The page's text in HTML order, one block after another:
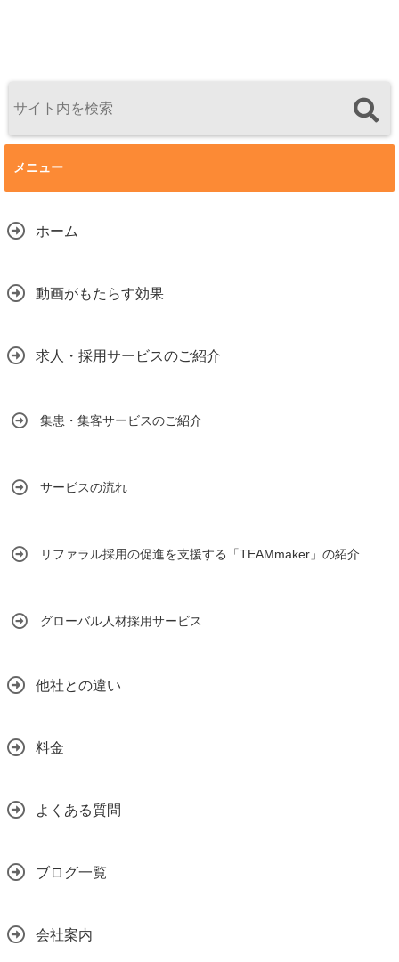
メニュー
ホーム
動画がもたらす効果
求人・採用サービスのご紹介
集患・集客サービスのご紹介
サービスの流れ
リファラル採用の促進を支援する「TEAMmaker」の紹介
グローバル人材採用サービス
他社との違い
料金
よくある質問
ブログ一覧
会社案内